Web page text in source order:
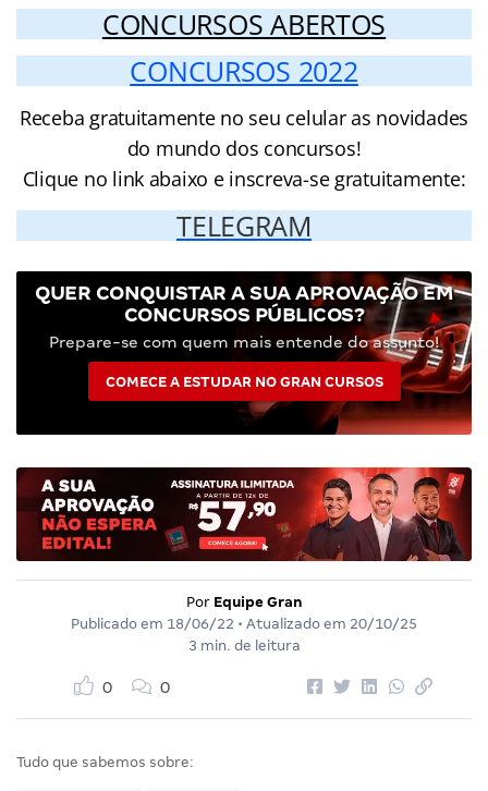
CONCURSOS ABERTOS
CONCURSOS 2022
Receba gratuitamente no seu celular as novidades
do mundo dos concursos!
Clique no link abaixo e inscreva-se gratuitamente:
TELEGRAM
QUER CONQUISTAR A SUA APROVAÇÃO EM
CONCURSOS PÚBLICOS?
Prepare-se com quem mais entende do assunto!
COMECE A ESTUDAR NO GRAN CURSOS
Por Equipe Gran
Publicado em 18/06/22 • Atualizado em 20/10/25
3 min. de leitura
0 0
Tudo que sabemos sobre: